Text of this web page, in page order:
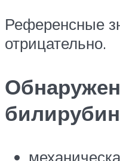
Референсные
отрицательно.